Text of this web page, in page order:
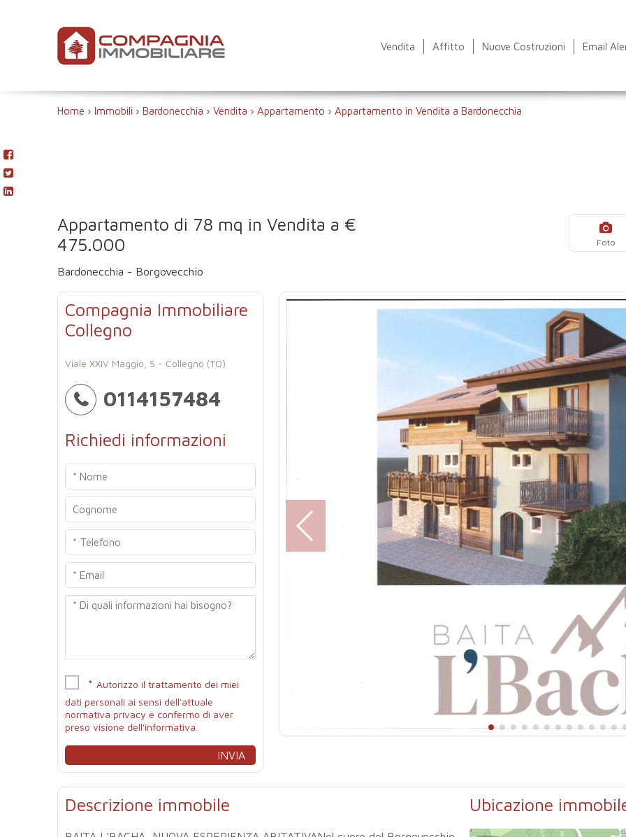
Vendita Affitto Nuove Costruzioni Email
Home › Immobili › Bardonecchia › Vendita › Appartamento › Appartamento in Vendita a Bardonecchia
Appartamento di 78 mq in Vendita a €
475.000
Bardonecchia - Borgovecchio
Foto
Compagnia Immobiliare
Collegno
Viale XXIV Maggio, 5 - Collegno (TO)
0114157484
Richiedi informazioni
* Autorizzo il trattamento dei miei
dati personali ai sensi dell'attuale
normativa privacy e confermo di aver
preso visione dell'informativa.
Descrizione immobile Ubicazione